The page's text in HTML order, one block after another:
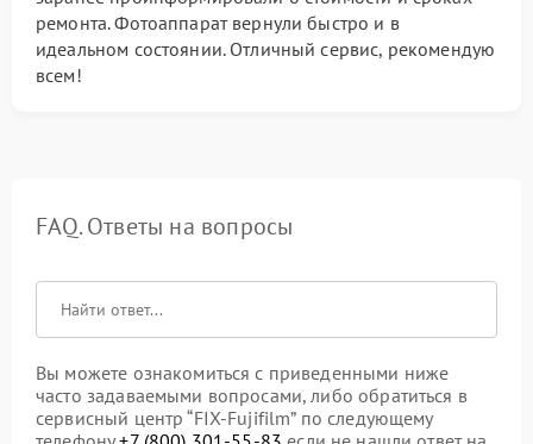
ремонта. Фотоаппарат вернули быстро и в
идеальном состоянии. Отличный сервис, рекомендую
всем!
FAQ. Ответы на вопросы
Вы можете ознакомиться с приведенными ниже
часто задаваемыми вопросами, либо обратиться в
сервисный центр “FIX-Fujifilm” по следующему